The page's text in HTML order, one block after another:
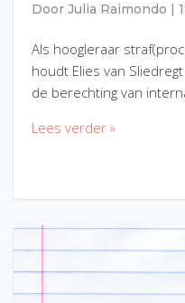
Door Julia Raimondo
Als hoogleraar
houdt Elies van
de berechting van
Lees verder »